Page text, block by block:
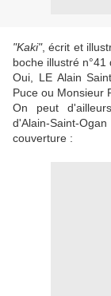
"Kaki", écrit et
boche illustré n°41
Oui, LE Alain
Puce ou Monsieur
On peut
d'Alain-Saint-
couverture :